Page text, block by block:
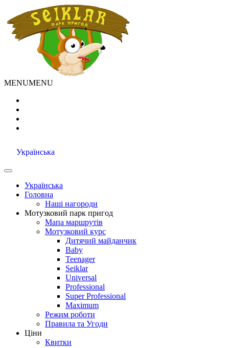
MENUMENU
Українська
Українська
Головна
Наші нагороди
Мотузковий парк пригод
Мапа маршрутів
Мотузковий курс
Дитячий майданчик
Baby
Teenager
Seiklar
Universal
Professional
Super Professional
Maximum
Режим роботи
Правила та Угоди
Ціни
Квитки